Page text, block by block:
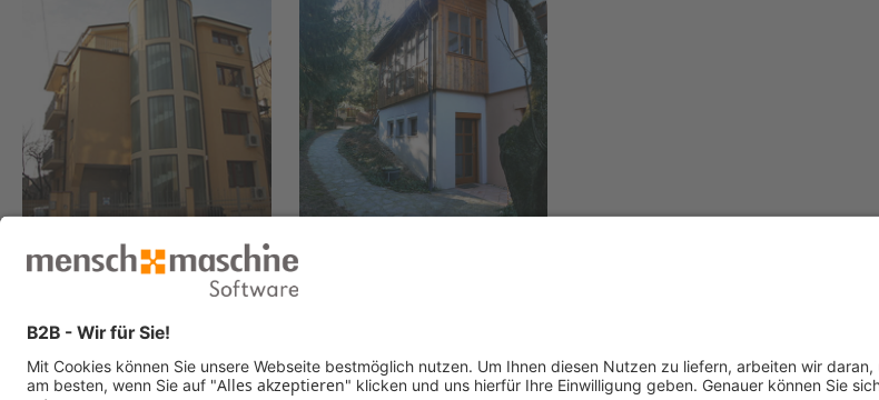
Man and Machine Romania
030685 Bucuresti
www.manandmachine.ro
www.mum.co.hu